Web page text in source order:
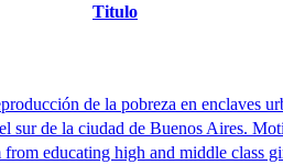
Titulo
de la pobreza en enclaves
sur de la ciudad de Buenos Aires.
educating high and middle class